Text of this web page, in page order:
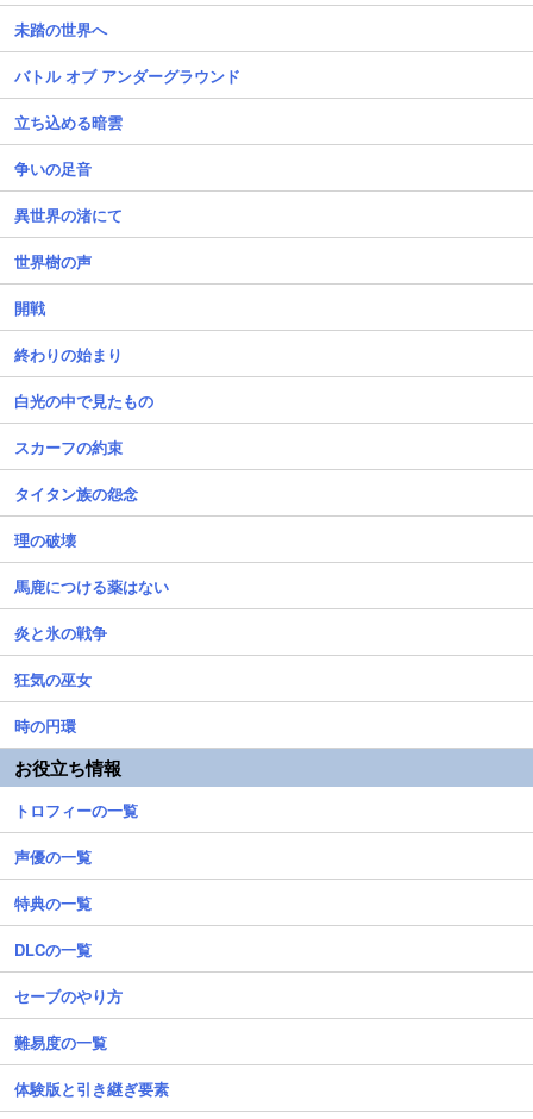
未踏の世界へ
バトル オブ アンダーグラウンド
立ち込める暗雲
争いの足音
異世界の渚にて
世界樹の声
開戦
終わりの始まり
白光の中で見たもの
スカーフの約束
タイタン族の怨念
理の破壊
馬鹿につける薬はない
炎と氷の戦争
狂気の巫女
時の円環
お役立ち情報
トロフィーの一覧
声優の一覧
特典の一覧
DLCの一覧
セーブのやり方
難易度の一覧
体験版と引き継ぎ要素